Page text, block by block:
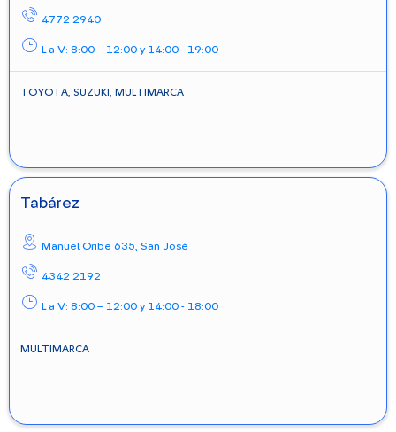
4772 2940
L a V: 8:00 – 12:00 y 14:00 - 19:00
TOYOTA, SUZUKI, MULTIMARCA
Tabárez
Manuel Oribe 635, San José
4342 2192
L a V: 8:00 – 12:00 y 14:00 - 18:00
MULTIMARCA